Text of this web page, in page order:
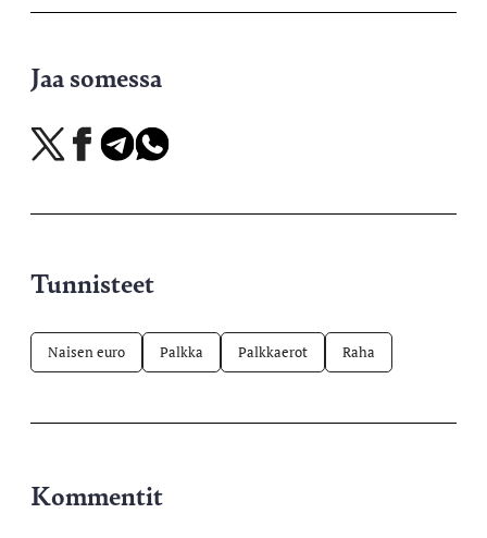
Jaa somessa
Jaa
X-
Jaa
Facebookissa
Jaa
Telegramissa
Jaa
WhatsAppissa
Tunnisteet
Naisen euro Palkka Palkkaerot Raha
Kommentit